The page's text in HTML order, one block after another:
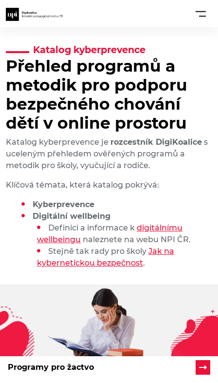
Katalog kyberprevence
Přehled programů a
metodik pro podporu
bezpečného chování
dětí v online prostoru
Katalog kyberprevence je rozcestník DigiKoalice s
uceleným přehledem ověřených programů a
metodik pro školy, vyučující a rodiče.
Klíčová témata, která katalog pokrývá:
Kyberprevence
Digitální wellbeing
Definici a informace k digitálnímu
wellbeingu naleznete na webu NPI ČR.
Stejně tak rady pro školy Jak na
kybernetickou bezpečnost.
Programy pro žactvo